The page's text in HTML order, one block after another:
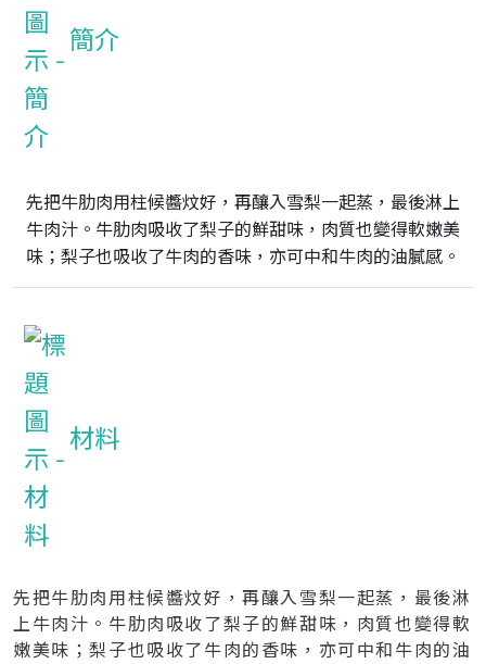
簡介
先把牛肋肉用柱候醬炆好，再釀入雪梨一起蒸，最後淋上
牛肉汁。牛肋肉吸收了梨子的鮮甜味，肉質也變得軟嫩美
味；梨子也吸收了牛肉的香味，亦可中和牛肉的油膩感。
材料
先把牛肋肉用柱候醬炆好，再釀入雪梨一起蒸，最後淋
上牛肉汁。牛肋肉吸收了梨子的鮮甜味，肉質也變得軟
嫩美味；梨子也吸收了牛肉的香味，亦可中和牛肉的油